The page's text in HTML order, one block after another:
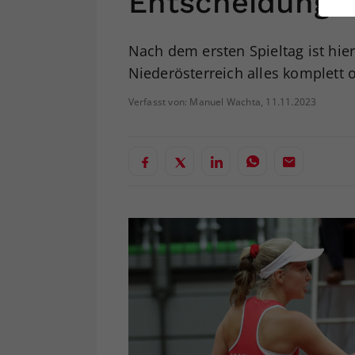
Nach dem ersten Spieltag ist
Niederösterreich alles komplett
Verfasst von: Manuel Wachta, 11.11.2023